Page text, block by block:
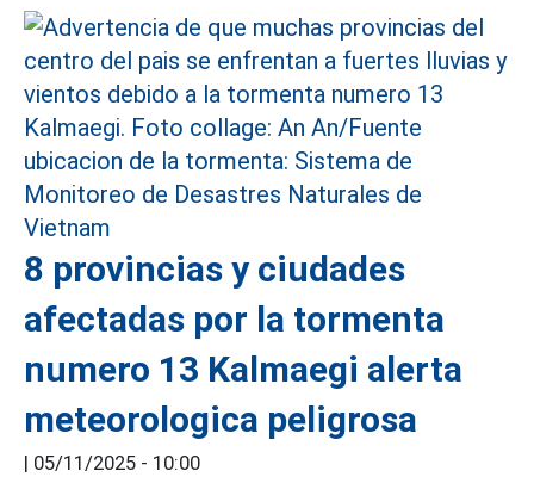
8 provincias y ciudades
afectadas por la tormenta
numero 13 Kalmaegi alerta
meteorologica peligrosa
| 05/11/2025 - 10:00